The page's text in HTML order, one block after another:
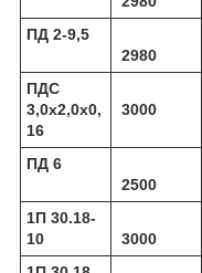
ПД 2-9,5
2980
ПДС
3,0х2,0х0,
16
3000
ПД 6
2500
1П 30.18-
10
3000